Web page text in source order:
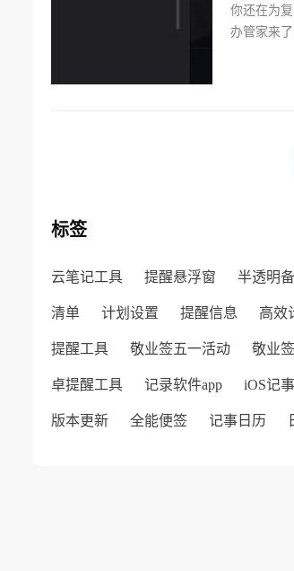
你还在为
办管家来
标签
云笔记工具 提醒悬浮窗 半透明
清单 计划设置 提醒信息 高效
提醒工具 敬业签五一活动 敬业
卓提醒工具 记录软件app iOS记
版本更新 全能便签 记事日历